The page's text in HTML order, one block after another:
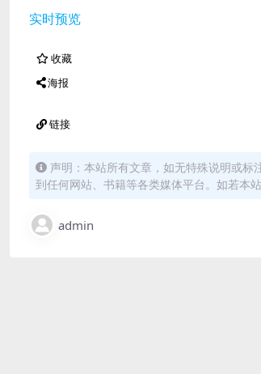
实时预览
收藏
海报
链接
声明：本站所有文章，如无特殊说明或
到任何网站、书籍等各类媒体平台。如若本
admin